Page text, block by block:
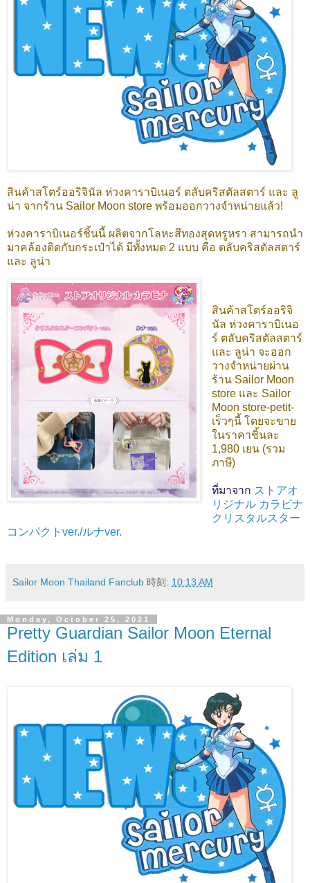
สินค้าสโตร์ออริจินัล ห่วงคาราบิเนอร์ ตลับคริสตัลสตาร์ และ ลู
น่า จากร้าน Sailor Moon store พร้อมออกวางจำหน่ายแล้ว!
ห่วงคาราบิเนอร์ชิ้นนี้ ผลิตจากโลหะสีทองสุดหรูหรา สามารถนำ
มาคล้องติดกับกระเป๋าได้ มีทั้งหมด 2 แบบ คือ ตลับคริสตัลสตาร์
และ ลูน่า
สินค้าสโตร์ออริจิ
นัล ห่วงคาราบิเนอ
ร์ ตลับคริสตัลสตาร์
และ ลูน่า จะออก
วางจำหน่ายผ่าน
ร้าน Sailor Moon
store และ Sailor
Moon store-petit-
เร็วๆนี้ โดยจะขาย
ในราคาชิ้นละ
1,980 เยน (รวม
ภาษี)
ที่มาจาก ストアオ
リジナル カラビナ
クリスタルスター
コンパクトver./ルナver.
Sailor Moon Thailand Fanclub 時刻: 10:13 AM
Monday, October 25, 2021
Pretty Guardian Sailor Moon Eternal
Edition เล่ม 1